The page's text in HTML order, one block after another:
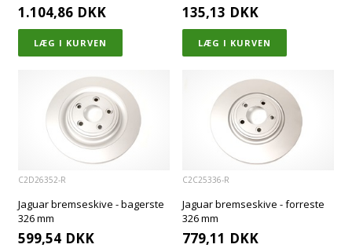
1.104,86 DKK 135,13 DKK
C2D26352-R
Jaguar bremseskive - bagerste
326 mm
599,54 DKK
C2C25336-R
Jaguar bremseskive - forreste
326 mm
779,11 DKK